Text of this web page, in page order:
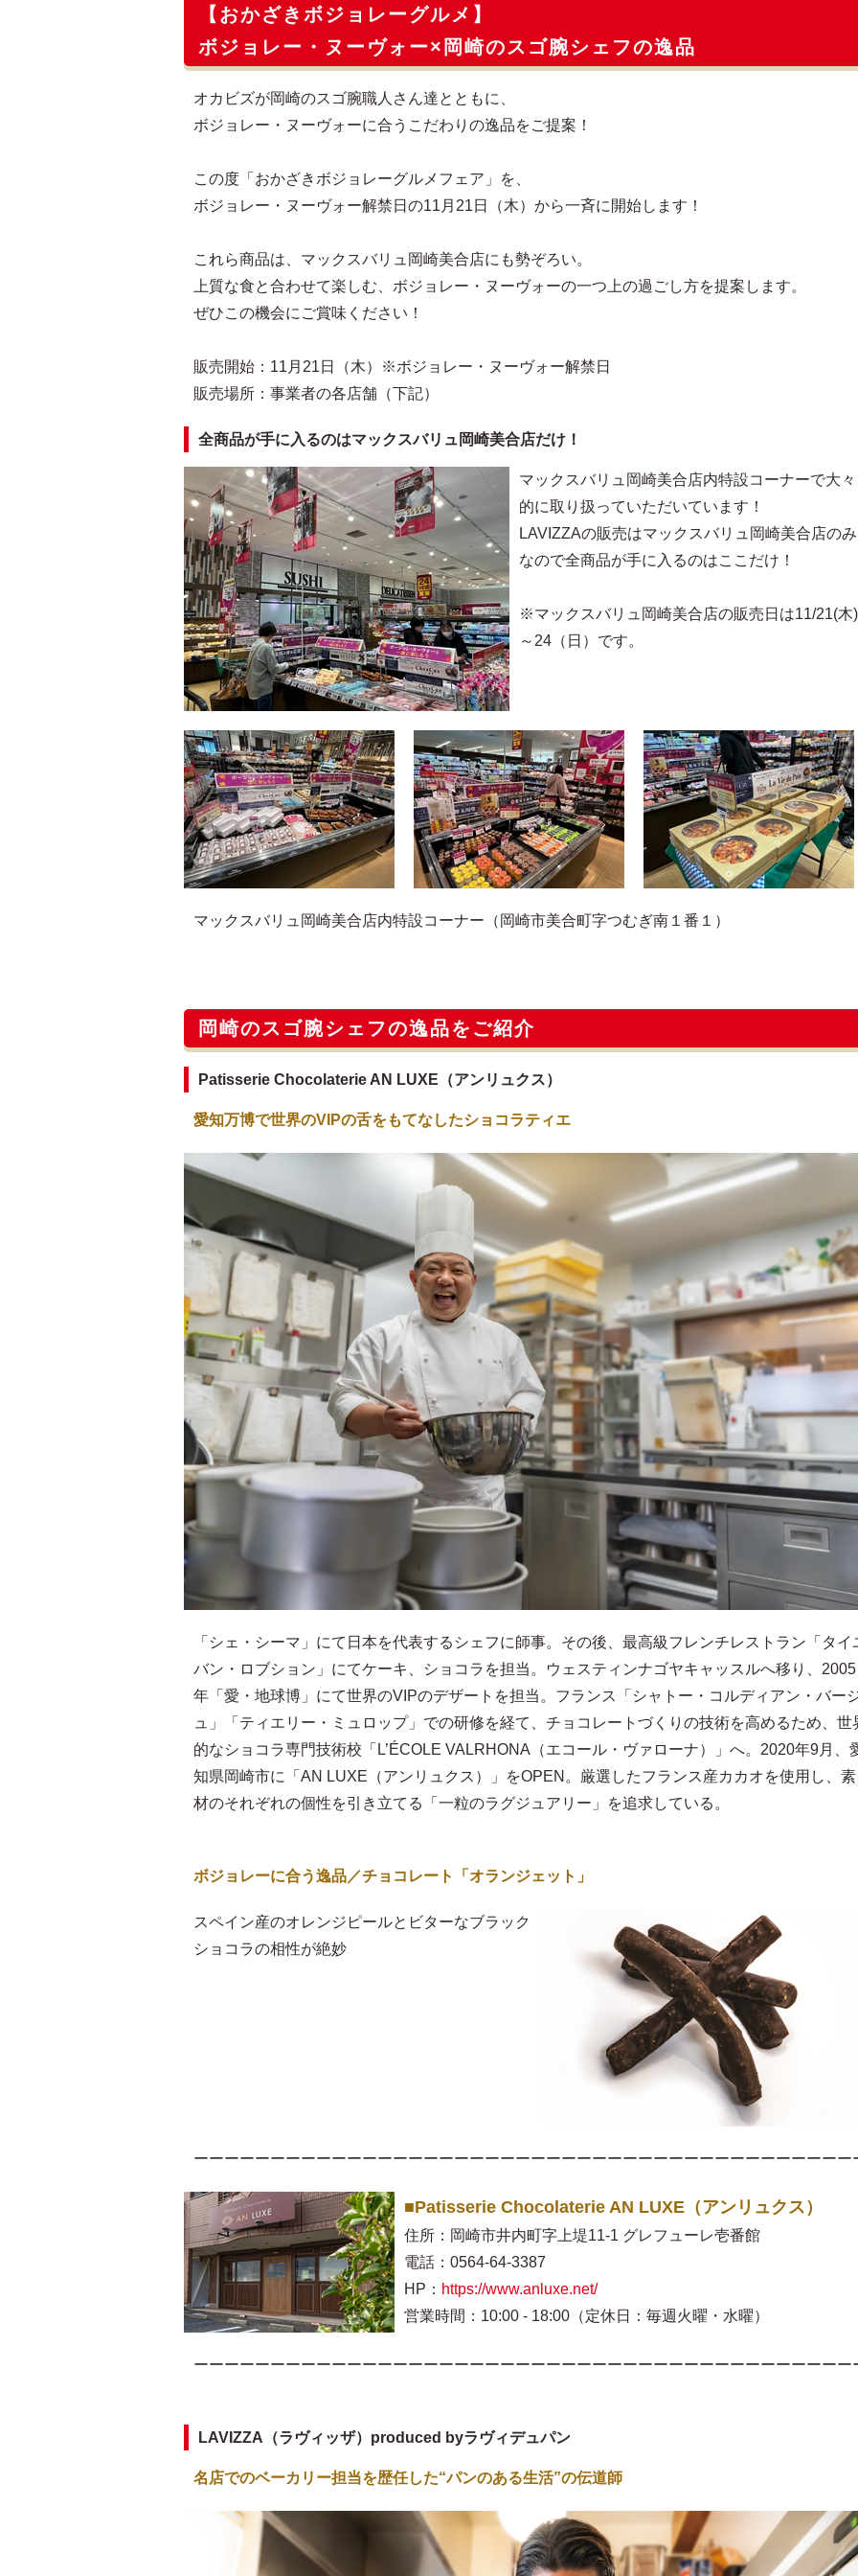
【おかざきボジョレーグルメ】
ボジョレー・ヌーヴォー×岡崎のスゴ腕シェフの逸品
オカビズが岡崎のスゴ腕職人さん達とともに、
ボジョレー・ヌーヴォーに合うこだわりの逸品をご提案！
この度「おかざきボジョレーグルメフェア」を、
ボジョレー・ヌーヴォー解禁日の11月21日（木）から一斉に開始します！
これら商品は、マックスバリュ岡崎美合店にも勢ぞろい。
上質な食と合わせて楽しむ、ボジョレー・ヌーヴォーの一つ上の過ごし方を提案します。
ぜひこの機会にご賞味ください！
販売開始：11月21日（木）※ボジョレー・ヌーヴォー解禁日
販売場所：事業者の各店舗（下記）
全商品が手に入るのはマックスバリュ岡崎美合店だけ！
マックスバリュ岡崎美合店内特設コーナーで大々
的に取り扱っていただいています！
LAVIZZAの販売はマックスバリュ岡崎美合店のみ
なので全商品が手に入るのはここだけ！
※マックスバリュ岡崎美合店の販売日は11/21(木)
～24（日）です。
マックスバリュ岡崎美合店内特設コーナー（岡崎市美合町字つむぎ南１番１）
岡崎のスゴ腕シェフの逸品をご紹介
Patisserie Chocolaterie AN LUXE（アンリュクス）
愛知万博で世界のVIPの舌をもてなしたショコラティエ
「シェ・シーマ」にて日本を代表するシェフに師事。その後、最高級フレンチレストラン「タイ
バン・ロブション」にてケーキ、ショコラを担当。ウェスティンナゴヤキャッスルへ移り、2005
年「愛・地球博」にて世界のVIPのデザートを担当。フランス「シャトー・コルディアン・バー
ュ」「ティエリー・ミュロップ」での研修を経て、チョコレートづくりの技術を高めるため、世
的なショコラ専門技術校「L’ÉCOLE VALRHONA（エコール・ヴァローナ）」へ。2020年9月、
知県岡崎市に「AN LUXE（アンリュクス）」をOPEN。厳選したフランス産カカオを使用し、素
材のそれぞれの個性を引き立てる「一粒のラグジュアリー」を追求している。
ボジョレーに合う逸品／チョコレート「オランジェット」
スペイン産のオレンジピールとビターなブラック
ショコラの相性が絶妙
ーーーーーーーーーーーーーーーーーーーーーーーーーーーーーーーーーーーーーーーーーーー
■Patisserie Chocolaterie AN LUXE（アンリュクス）
住所：岡崎市井内町字上堤11-1 グレフューレ壱番館
電話：0564-64-3387
HP： https://www.anluxe.net/
営業時間：10:00 - 18:00（定休日：毎週火曜・水曜）
ーーーーーーーーーーーーーーーーーーーーーーーーーーーーーーーーーーーーーーーーーーー
LAVIZZA（ラヴィッザ）produced byラヴィデュパン
名店でのベーカリー担当を歴任した“パンのある生活”の伝道師